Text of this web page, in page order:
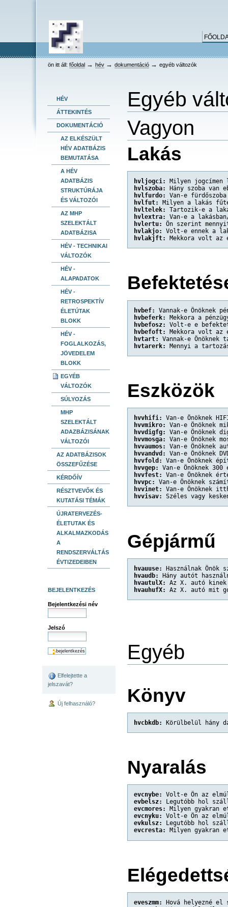
HEV
ön itt áll: főoldal → hév → dokumentáció → egyéb változók
HÉV
ÁTTEKINTÉS
DOKUMENTÁCIÓ
AZ ELKÉSZÜLT
HÉV ADATBÁZIS
BEMUTATÁSA
A HÉV
ADATBÁZIS
STRUKTÚRÁJA
ÉS VÁLTOZÓI
AZ MHP
SZELEKTÁLT
ADATBÁZISA
HÉV - TECHNIKAI
VÁLTOZÓK
HÉV -
ALAPADATOK
HÉV -
RETROSPEKTÍV
ÉLETÚTAK
BLOKK
HÉV -
FOGLALKOZÁS,
JÖVEDELEM
BLOKK
EGYÉB
VÁLTOZÓK
SÚLYOZÁS
MHP
SZELEKTÁLT
ADAZBÁZISÁNAK
VÁLTOZÓI
AZ ADATBÁZISOK
ÖSSZEFŰZÉSE
KÉRDŐÍV
RÉSZTVEVŐK ÉS
KUTATÁSI TÉMÁK
ÚJRATERVEZÉS-
ÉLETUTAK ÉS
ALKALMAZKODÁS
A
RENDSZERVÁLTÁS
ÉVTIZEDEIBEN
BEJELENTKEZÉS
Bejelentkezési név
Jelszó
Elfelejtette a
jelszavát?
Új felhasználó?
Egyéb
Vagyon
Lakás
hvljogci:
Milyen jogcímen
hvlszoba:
Hány szoba van
hvlfurdo:
Van-e
hvlfut:
Milyen a lakás
hvltelek:
Tartozik-e a
hvlextra:
Van-e a
hvlertu:
Ön szerint
hvlakjo:
Volt-e ennek a
hvlakjft:
Mekkora volt az
hvbef:
Vannak-e Önöknek
hvbeferk:
Mekkora a
hvbefosz:
Volt-e e
hvbefoft:
Mekkora volt az
hvtart:
Vannak-e
hvtarerk:
Mennyi a
Eszközök
hvvhifi:
Van-e Önöknek
hvvmikro:
Van-e Önöknek
hvvdigfg:
Van-e Önöknek
hvvmosga:
Van-e Önöknek
hvvaumos:
Van-e Önöknek
hvvandvd:
Van-e Önöknek
hvvfold:
Van-e Önöknek
hvvgep:
Van-e Önöknek
hvvfest:
Van-e Önöknek
hvvpc:
Van-e Önöknek
hvvinet:
Van-e Önöknek
hvvisav:
Széles vagy
Gépjármű
hvauuse:
Használnak Önök
hvaudb:
Hány autót
hvautulX:
Az X. autó
hvauhufX:
Az X. autó mit
Egyéb
Könyv
hvcbkdb: Körülbelül hány
Nyaralás
evcnybe:
Volt-e Ön az
evbelsz:
Legutóbb hol
evcmores:
Milyen gyakran
evcnyku:
Volt-e Ön az
evkulsz:
Legutóbb hol
evcresta:
Milyen gyakran
eveszmm:
Hová helyezné